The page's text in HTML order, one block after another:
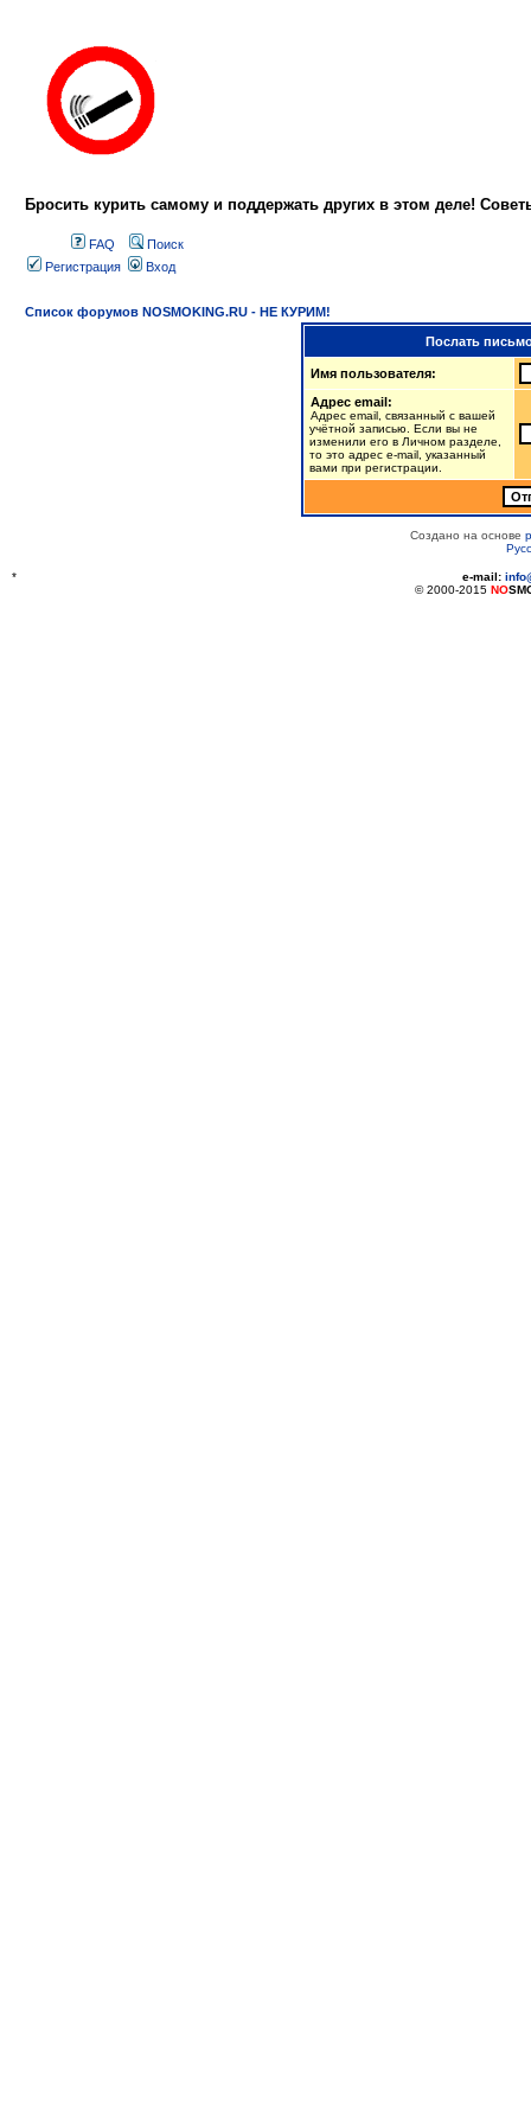
Бросить курить самому и поддержать других в этом деле!
FAQ
Поиск
Регистрация
Вход
Список форумов NOSMOKING.RU - НЕ КУРИМ!
Послать
Имя пользователя:
Адрес email:
Адрес email, связанный с вашей
учётной записью. Если вы не
изменили его в Личном разделе,
то это адрес e-mail, указанный
вами при регистрации.
Создано на основе
* e-mail:
© 2000-2015 NO